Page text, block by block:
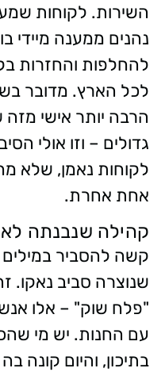
השירות. לקוחות
נהנים ממענה מיידי
להחלפות והחזרות
לכל הארץ. מדובר
הרבה יותר אישי מזה
גדולים – וזו אולי
לקוחות נאמן, שלא
אחת אחרת.
קהילה שנבנתה
קשה להסביר
שנוצרה סביב נאקו.
"פלח שוק" – אלו
עם החנות. יש מי
בתיכון, והיום קונה